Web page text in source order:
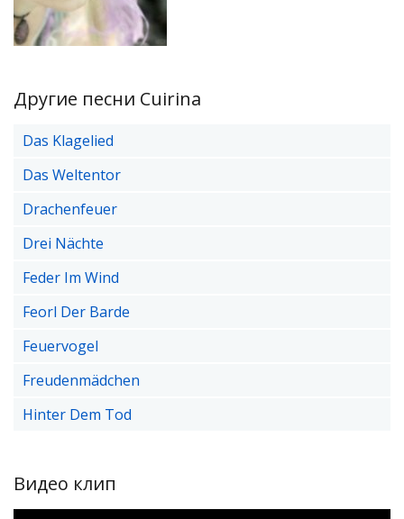
Другие песни Cuirina
Das Klagelied
Das Weltentor
Drachenfeuer
Drei Nächte
Feder Im Wind
Feorl Der Barde
Feuervogel
Freudenmädchen
Hinter Dem Tod
Видео клип